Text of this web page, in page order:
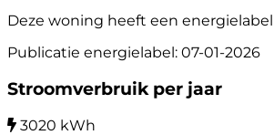
Deze woning heeft een energielabel
Publicatie energielabel: 07-01-2026
Stroomverbruik per jaar
3020 kWh